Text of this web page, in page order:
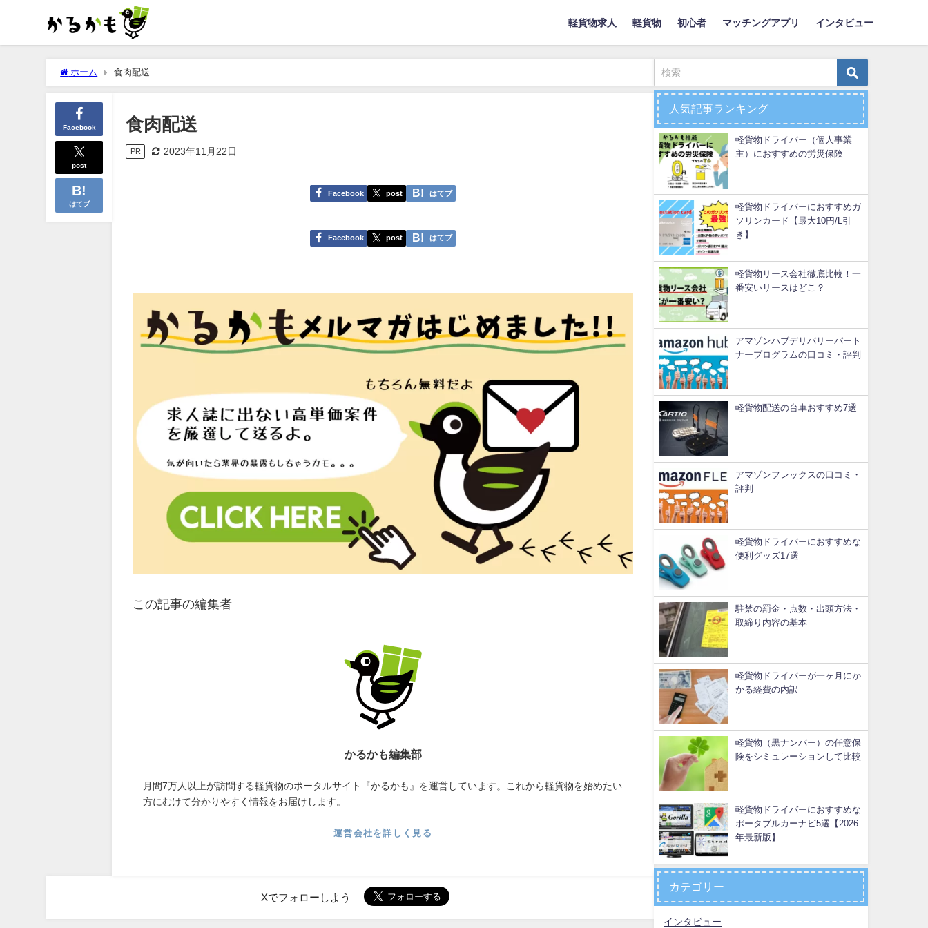
軽貨物求人 軽貨物 初心者 マッチングアプリ インタビュー
ホーム 食肉配送
Facebook
post
はてブ
食肉配送
PR 2023年11月22日
Facebook post はてブ
Facebook post はてブ
この記事の編集者
かるかも編集部
月間7万人以上が訪問する軽貨物のポータルサイト『かるかも』を運営しています。これから軽貨物を始めたい
方にむけて分かりやすく情報をお届けします。
運営会社を詳しく見る
Xでフォローしよう
人気記事ランキング
軽貨物ドライバー（個人事業
主）におすすめの労災保険
軽貨物ドライバーにおすすめガ
ソリンカード【最大10円/L引
き】
軽貨物リース会社徹底比較！一
番安いリースはどこ？
アマゾンハブデリバリーパート
ナープログラムの口コミ・評判
軽貨物配送の台車おすすめ7選
アマゾンフレックスの口コミ・
評判
軽貨物ドライバーにおすすめな
便利グッズ17選
駐禁の罰金・点数・出頭方法・
取締り内容の基本
軽貨物ドライバーが一ヶ月にか
かる経費の内訳
軽貨物（黒ナンバー）の任意保
険をシミュレーションして比較
軽貨物ドライバーにおすすめな
ポータブルカーナビ5選【2026
年最新版】
カテゴリー
インタビュー